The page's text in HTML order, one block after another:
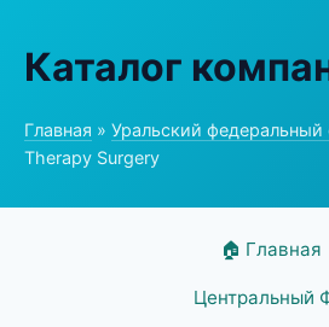
Каталог
Главная » Уральский федеральный
Therapy Surgery
🏠 Главная
Центральный